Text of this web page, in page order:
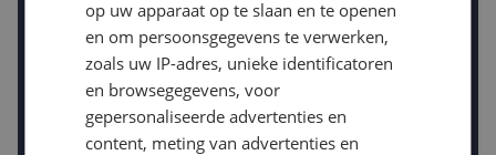
Gewenste daling of bedrag
-10% -15%
Gewenste prijs
€
op uw apparaat op te slaan en te openen
en om persoonsgegevens te verwerken,
zoals uw IP-adres, unieke identificatoren
en browsegegevens, voor
gepersonaliseerde advertenties en
content, meting van advertenties en